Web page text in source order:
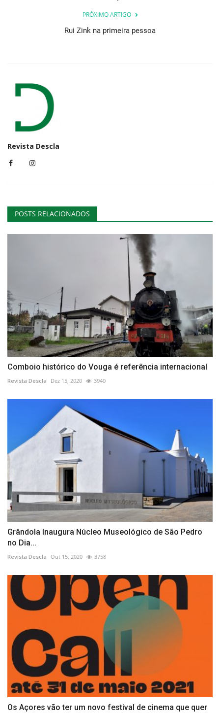
PRÓXIMO ARTIGO
Rui Zink na primeira pessoa
Revista Descla
POSTS RELACIONADOS
Comboio histórico do Vouga é referência internacional
Revista Descla Dez 15, 2020 3940
Grândola Inaugura Núcleo Museológico de São Pedro
no Dia...
Revista Descla Out 15, 2020 3758
Os Açores vão ter um novo festival de cinema que quer